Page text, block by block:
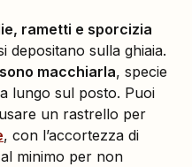
rametti e sporcizia
depositano sulla ghiaia.
macchiarla, specie
lungo sul posto. Puoi
un rastrello per
, con l’accortezza di
minimo per non